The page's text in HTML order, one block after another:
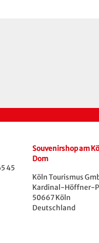
45
Souvenirshop am
Dom
Köln Tourismus
Kardinal-Höffner-
50667 Köln
Deutschland